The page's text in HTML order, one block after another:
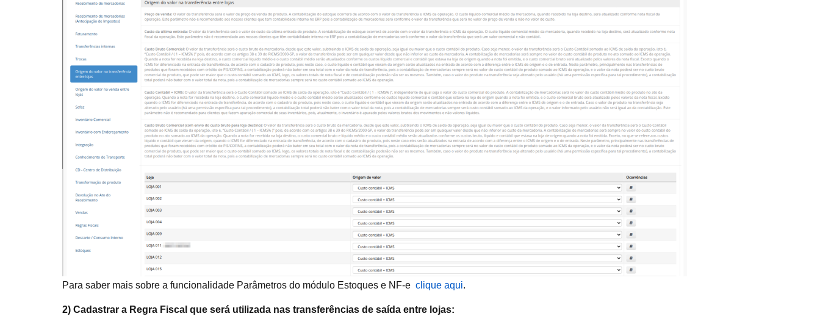
Para saber mais sobre a funcionalidade Parâmetros do módulo Estoques e NF-e clique aqui.
2) Cadastrar a Regra Fiscal que será utilizada nas transferências de saída entre lojas: